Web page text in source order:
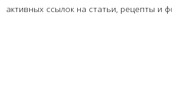
активных ссылок на статьи, рецепты и